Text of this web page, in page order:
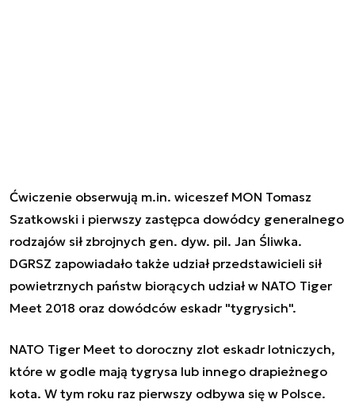
Ćwiczenie obserwują m.in. wiceszef MON Tomasz
Szatkowski i pierwszy zastępca dowódcy generalnego
rodzajów sił zbrojnych gen. dyw. pil. Jan Śliwka.
DGRSZ zapowiadało także udział przedstawicieli sił
powietrznych państw biorących udział w NATO Tiger
Meet 2018 oraz dowódców eskadr "tygrysich".
NATO Tiger Meet to doroczny zlot eskadr lotniczych,
które w godle mają tygrysa lub innego drapieżnego
kota. W tym roku raz pierwszy odbywa się w Polsce.